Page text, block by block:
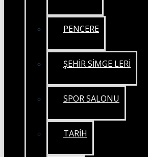
PENCERE
ŞEHİR SİMGE LERİ
SPOR SALONU
TARİH